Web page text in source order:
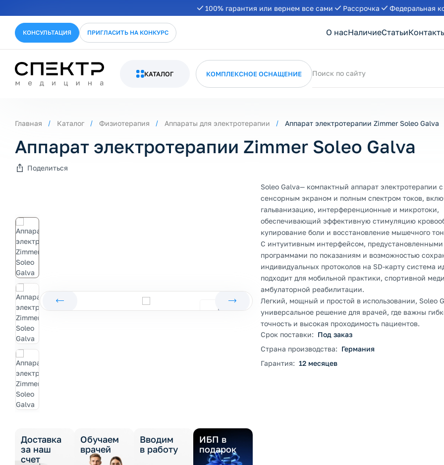
100% гарантия или вернем все сами Рассрочка Федеральная
КОНСУЛЬТАЦИЯ ПРИГЛАСИТЬ НА КОНКУРС О насНаличиеСтатьи
КАТАЛОГ КОМПЛЕКСНОЕ ОСНАЩЕНИЕ Поиск по сайту
Главная Каталог Физиотерапия Аппараты для электротерапии Аппарат электротерапии Zimmer Soleo Galva
Аппарат электротерапии Zimmer Soleo Galva
Поделиться
Доставка
за наш
счет
Обучаем
врачей
Вводим
в работу
ИБП в
подарок
Soleo Galva— компактный аппарат электротерапии
сенсорным экраном и полным спектром токов,
гальванизацию, интерференционные и микротоки,
обеспечивающий эффективную стимуляцию
купирование боли и восстановление мышечного
С интуитивным интерфейсом, предустановленными
программами по показаниям и возможностью
индивидуальных протоколов на SD-карту система
подходит для мобильной практики, спортивной
амбулаторной реабилитации.
Легкий, мощный и простой в использовании, Soleo
универсальное решение для врачей, где важны
точность и высокая проходимость пациентов.
Срок поставки: Под заказ
Страна производства: Германия
Гарантия: 12 месяцев